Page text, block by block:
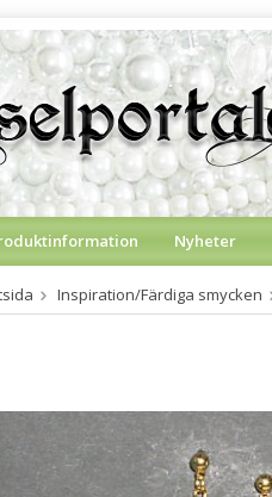
Nyheter
Inspiration/Färdiga smycken